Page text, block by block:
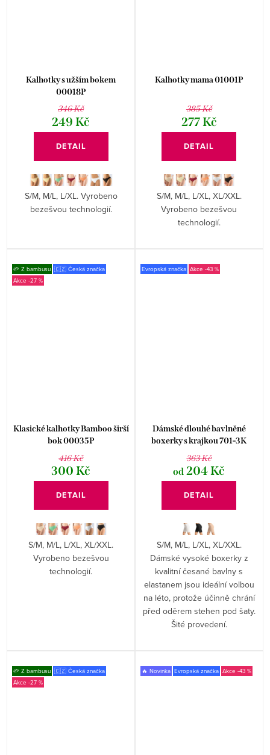
Kalhotky s užším bokem
00018P
346 Kč
249 Kč
DETAIL
S/M, M/L, L/XL. Vyrobeno
bezešvou technologií.
Kalhotky mama 01001P
385 Kč
277 Kč
DETAIL
S/M, M/L, L/XL, XL/XXL.
Vyrobeno bezešvou
technologií.
🌱 Z bambusu 🇨🇿 Česká značka
-27 %
Klasické kalhotky Bamboo širší
bok 00035P
416 Kč
300 Kč
DETAIL
S/M, M/L, L/XL, XL/XXL.
Vyrobeno bezešvou
technologií.
Evropská značka -43 %
Dámské dlouhé bavlněné
boxerky s krajkou 701-3K
363 Kč
od 204 Kč
DETAIL
S/M, M/L, L/XL, XL/XXL.
Dámské vysoké boxerky z
kvalitní česané bavlny s
elastanem jsou ideální volbou
na léto, protože účinně chrání
před oděrem stehen pod šaty.
Šité provedení.
🌱 Z bambusu 🇨🇿 Česká značka
-27 %
🔥 Novinka Evropská značka -43 %